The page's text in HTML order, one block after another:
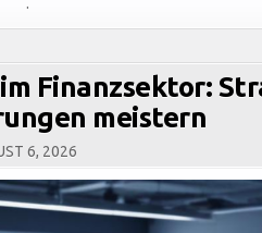
Finanzsektor:
meistern
6, 2026